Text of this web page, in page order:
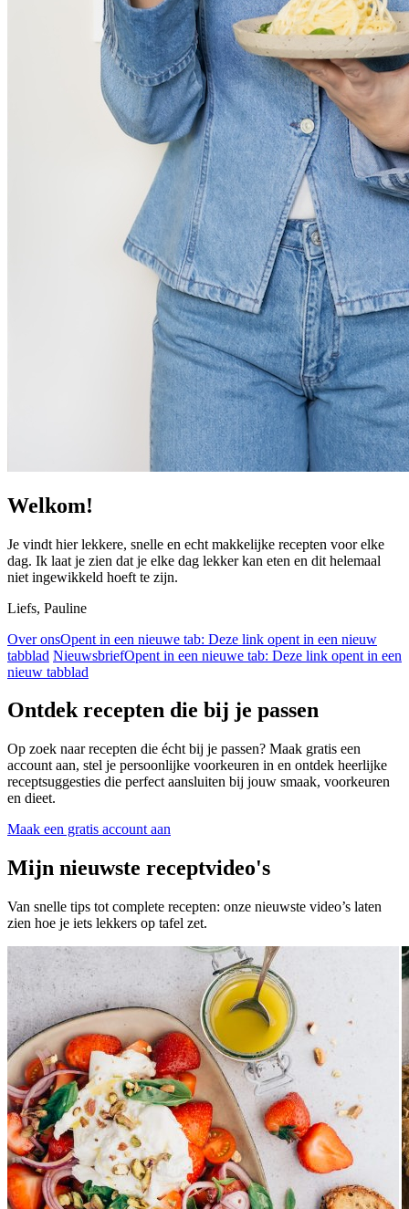
Welkom!
Je vindt hier lekkere, snelle en echt makkelijke recepten voor elke
dag. Ik laat je zien dat je elke dag lekker kan eten en dit helemaal
niet ingewikkeld hoeft te zijn.
Liefs, Pauline
Over onsOpent in een nieuwe tab: Deze link opent in een nieuw
tabblad NieuwsbriefOpent in een nieuwe tab: Deze link opent in een
nieuw tabblad
Ontdek recepten die bij je passen
Op zoek naar recepten die écht bij je passen? Maak gratis een
account aan, stel je persoonlijke voorkeuren in en ontdek heerlijke
receptsuggesties die perfect aansluiten bij jouw smaak, voorkeuren
en dieet.
Maak een gratis account aan
Mijn nieuwste receptvideo's
Van snelle tips tot complete recepten: onze nieuwste video’s laten
zien hoe je iets lekkers op tafel zet.